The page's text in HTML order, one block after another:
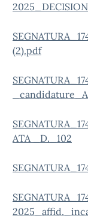
(2).pdf
ATA _D._102